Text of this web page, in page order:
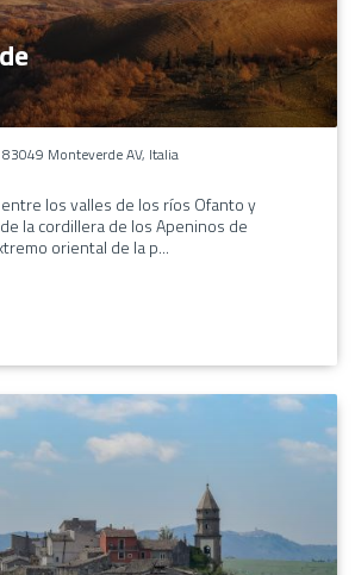
Monteverde AV, Italia
los valles de los ríos Ofanto y
la cordillera de los Apeninos de
oriental de la p...